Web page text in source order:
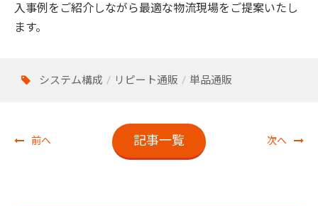
入事例をご紹介しながら最適な物流現場をご提案いたし
ます。
システム構成 リピート通販 単品通販
前へ 記事一覧 次へ